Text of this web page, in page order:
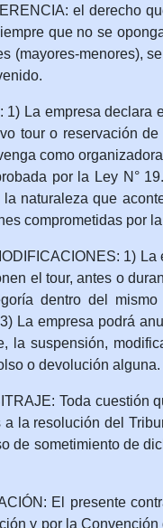
el derecho
que no se
(mayores-menores),
1) La empresa declara
tour o reservación
como
por la Ley N°
naturaleza que
comprometidas por
1)
el tour, antes o
dentro del
La empresa podrá
la suspensión,
o devolución alguna.
Toda cuestión
la resolución del
de sometimiento de
El presente
y por la